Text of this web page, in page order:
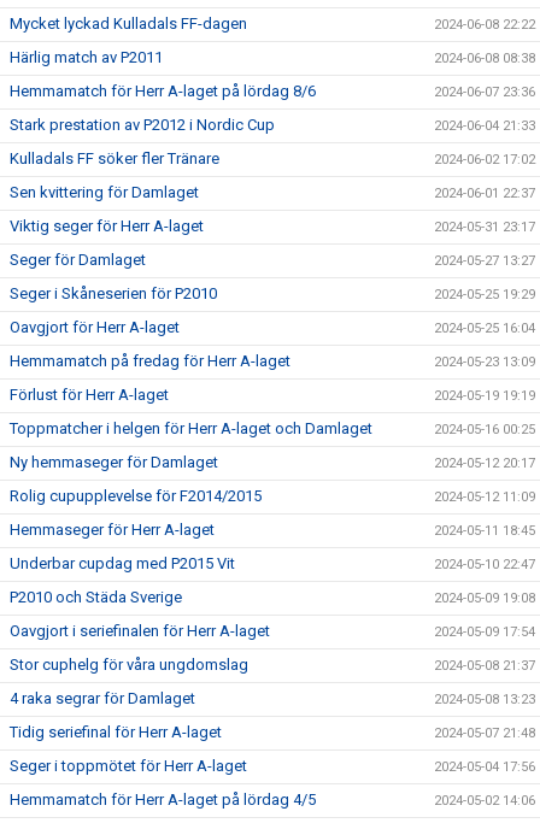
Mycket lyckad Kulladals FF-dagen 2024-06-08 22:22
Härlig match av P2011 2024-06-08 08:38
Hemmamatch för Herr A-laget på lördag 8/6 2024-06-07 23:36
Stark prestation av P2012 i Nordic Cup 2024-06-04 21:33
Kulladals FF söker fler Tränare 2024-06-02 17:02
Sen kvittering för Damlaget 2024-06-01 22:37
Viktig seger för Herr A-laget 2024-05-31 23:17
Seger för Damlaget 2024-05-27 13:27
Seger i Skåneserien för P2010 2024-05-25 19:29
Oavgjort för Herr A-laget 2024-05-25 16:04
Hemmamatch på fredag för Herr A-laget 2024-05-23 13:09
Förlust för Herr A-laget 2024-05-19 19:19
Toppmatcher i helgen för Herr A-laget och Damlaget 2024-05-16 00:25
Ny hemmaseger för Damlaget 2024-05-12 20:17
Rolig cupupplevelse för F2014/2015 2024-05-12 11:09
Hemmaseger för Herr A-laget 2024-05-11 18:45
Underbar cupdag med P2015 Vit 2024-05-10 22:47
P2010 och Städa Sverige 2024-05-09 19:08
Oavgjort i seriefinalen för Herr A-laget 2024-05-09 17:54
Stor cuphelg för våra ungdomslag 2024-05-08 21:37
4 raka segrar för Damlaget 2024-05-08 13:23
Tidig seriefinal för Herr A-laget 2024-05-07 21:48
Seger i toppmötet för Herr A-laget 2024-05-04 17:56
Hemmamatch för Herr A-laget på lördag 4/5 2024-05-02 14:06